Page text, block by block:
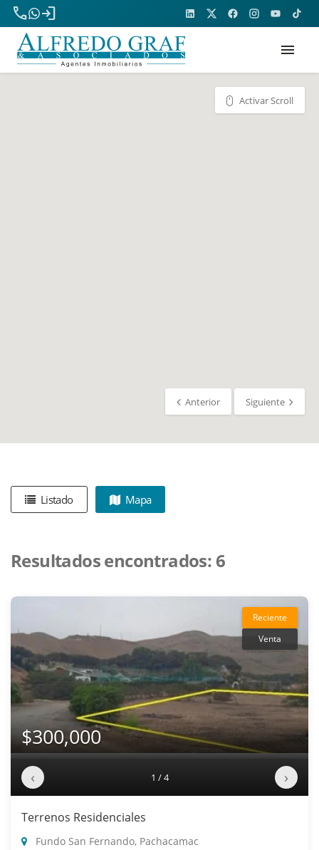
phone
login
menu
Activar Scroll
Anterior Siguiente
Listado Mapa
Resultados encontrados: 6
Reciente
Venta
$300,000
‹ 1 / 4 ›
Terrenos Residenciales
Fundo San Fernando, Pachacamac